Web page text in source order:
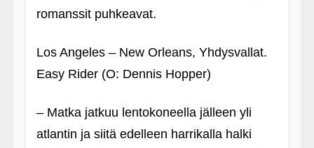
romanssit puhkeavat.
Los Angeles – New Orleans, Yhdysvallat.
Easy Rider (O: Dennis Hopper)
– Matka jatkuu lentokoneella jälleen yli
atlantin ja siitä edelleen harrikalla halki